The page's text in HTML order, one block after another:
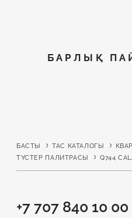
БАРЛЫҚ
БАСТЫ ТАС КАТАЛОГЫ
ТҮСТЕР ПАЛИТРАСЫ
Q744
+7 707 840 10 00